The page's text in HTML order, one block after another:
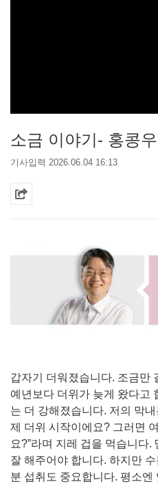
소금 이야기- 홍콩
기사입력 2026.06.04 16:13
갑자기 더워졌습니다. 조금만
예년보다 더위가 늦게 왔다고
는 더 강해졌습니다. 저의 막내
제 더위 시작이에요? 그러면
요?”라며 지레 겁을 먹습니다
잘 해주어야 합니다. 하지만
분 섭취도 중요합니다. 평소엔